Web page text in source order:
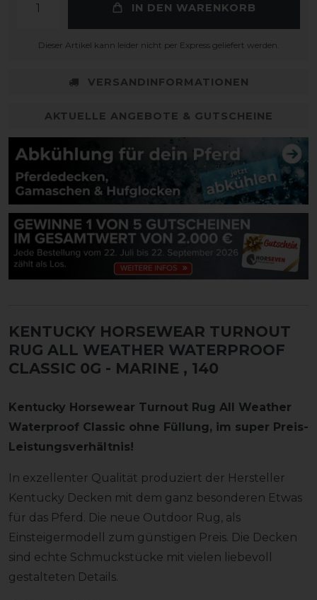
IN DEN WARENKORB
Dieser Artikel kann leider nicht per Express geliefert werden.
VERSANDINFORMATIONEN
AKTUELLE ANGEBOTE & GUTSCHEINE
KENTUCKY HORSEWEAR TURNOUT
RUG ALL WEATHER WATERPROOF
CLASSIC 0G - MARINE , 140
Kentucky Horsewear Turnout Rug All Weather
Waterproof Classic ohne Füllung, im super Preis-
Leistungsverhältnis!
In exzellenter Qualität produziert der Hersteller
Kentucky Decken mit dem ganz besonderen Etwas
für das Pferd. Die neue Outdoor Rug, als
Einsteigermodell zum günstigen Preis. Die Decken
sind echte Schmuckstücke mit vielen liebevoll
gestalteten Details.